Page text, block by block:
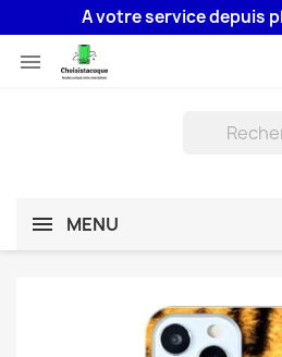
A votre service depuis

MENU